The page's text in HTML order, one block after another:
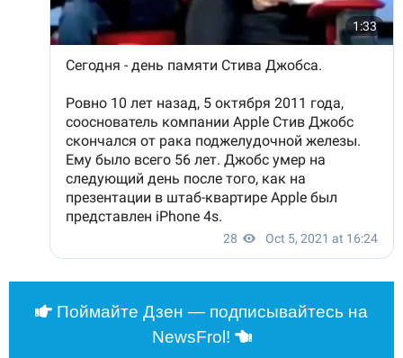
Поймайте Дзен — подписывайтесь на
NewsFrol!